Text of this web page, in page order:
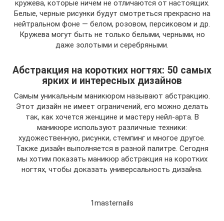
кружева, которые ничем не отличаются от настоящих.
Белые, черные рисунки будут смотреться прекрасно на
нейтральном фоне — белом, розовом, персиковом и др.
Кружева могут быть не только белыми, черными, но
даже золотыми и серебряными.
Абстракция на коротких ногтях: 50 самых
ярких и интересных дизайнов
Самым уникальным маникюром называют абстракцию.
Этот дизайн не имеет ограничений, его можно делать
так, как хочется женщине и мастеру нейл-арта. В
маникюре используют различные техники:
художественную, рисунки, стемпинг и многое другое.
Также дизайн выполняется в разной палитре. Сегодня
мы хотим показать маникюр абстракция на коротких
ногтях, чтобы доказать универсальность дизайна.
1masternails